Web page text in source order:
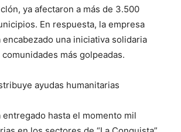
ya afectaron a más de 3.500
En respuesta, la empresa
encabezado una iniciativa solidaria
comunidades más golpeadas.
ayudas humanitarias
entregado hasta el momento mil